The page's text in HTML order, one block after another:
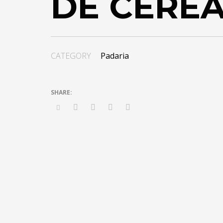
CATEGORY Padaria